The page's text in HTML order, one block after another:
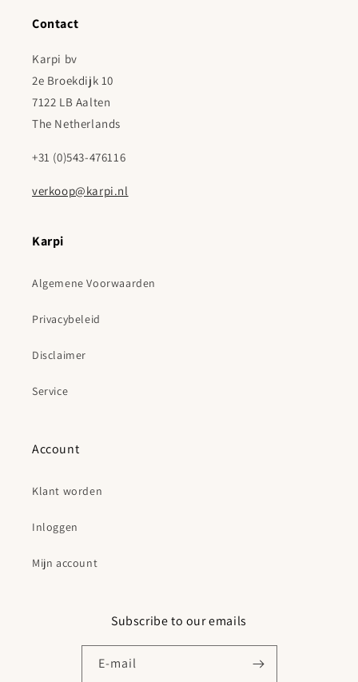
Contact
Karpi bv
2e Broekdijk 10
7122 LB Aalten
The Netherlands
+31 (0)543-476116
verkoop@karpi.nl
Karpi
Algemene Voorwaarden
Privacybeleid
Disclaimer
Service
Account
Klant worden
Inloggen
Mijn account
Subscribe to our emails
E‑mail